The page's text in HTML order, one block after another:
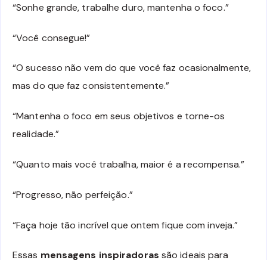
“Sonhe grande, trabalhe duro, mantenha o foco.”
“Você consegue!”
“O sucesso não vem do que você faz ocasionalmente,
mas do que faz consistentemente.”
“Mantenha o foco em seus objetivos e torne-os
realidade.”
“Quanto mais você trabalha, maior é a recompensa.”
“Progresso, não perfeição.”
“Faça hoje tão incrível que ontem fique com inveja.”
Essas mensagens inspiradoras são ideais para